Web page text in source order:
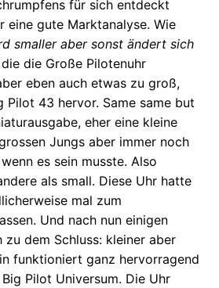
für sich entdeckt
eine gute Marktanalyse. Wie
smaller aber sonst ändert sich
die die Große Pilotenuhr
eben auch etwas zu groß,
Pilot 43 hervor. Same same but
eher eine kleine
Jungs aber immer noch
es sein musste. Also
als small. Diese Uhr hatte
mal zum
Und nach nun einigen
zu dem Schluss: kleiner aber
funktioniert ganz hervorragend
Pilot Universum. Die Uhr